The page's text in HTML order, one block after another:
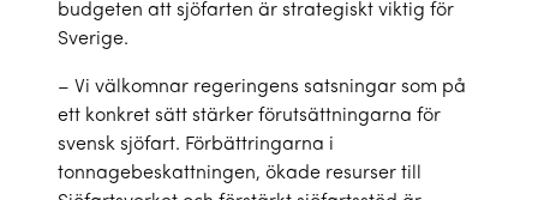
budgeten att sjöfarten är strategiskt viktig för
Sverige.
– Vi välkomnar regeringens satsningar som på
ett konkret sätt stärker förutsättningarna för
svensk sjöfart. Förbättringarna i
tonnagebeskattningen, ökade resurser till